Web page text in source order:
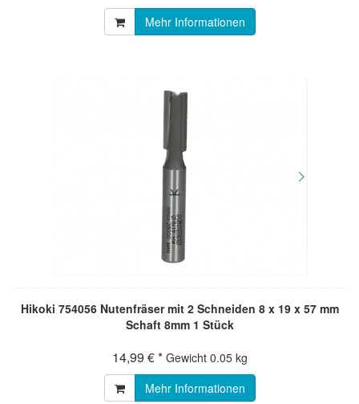
Mehr Informationen
Hikoki 754056 Nutenfräser mit 2 Schneiden 8 x 19 x 57 mm
Schaft 8mm 1 Stück
14,99 € * Gewicht 0.05 kg
Mehr Informationen